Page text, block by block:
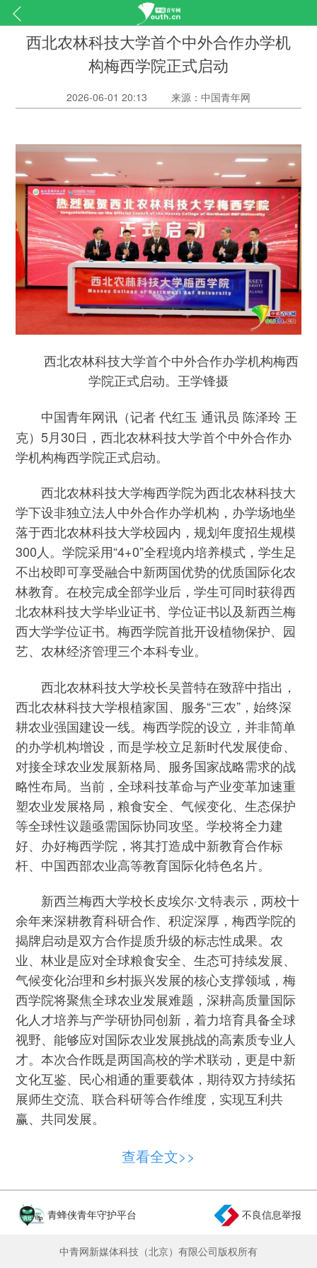
西北农林科技大学首个中外合作办学机
构梅西学院正式启动
2026-06-01 20:13 来源：中国青年网
西北农林科技大学首个中外合作办学机构梅西
学院正式启动。王学锋摄
中国青年网讯 （记者 代红玉 通讯员 陈泽玲 王
克）5月30日，西北农林科技大学首个中外合作办
学机构梅西学院正式启动。
西北农林科技大学梅西学院为西北农林科技大
学下设非独立法人中外合作办学机构，办学场地坐
落于西北农林科技大学校园内，规划年度招生规模
300人。学院采用“4+0”全程境内培养模式，学生足
不出校即可享受融合中新两国优势的优质国际化农
林教育。在校完成全部学业后，学生可同时获得西
北农林科技大学毕业证书、学位证书以及新西兰梅
西大学学位证书。梅西学院首批开设植物保护、园
艺、农林经济管理三个本科专业。
西北农林科技大学校长吴普特在致辞中指出，
西北农林科技大学根植家国、服务“三农”，始终深
耕农业强国建设一线。梅西学院的设立，并非简单
的办学机构增设，而是学校立足新时代发展使命、
对接全球农业发展新格局、服务国家战略需求的战
略性布局。当前，全球科技革命与产业变革加速重
塑农业发展格局，粮食安全、气候变化、生态保护
等全球性议题亟需国际协同攻坚。学校将全力建
好、办好梅西学院，将其打造成中新教育合作标
杆、中国西部农业高等教育国际化特色名片。
新西兰梅西大学校长皮埃尔·文特表示，两校十
余年来深耕教育科研合作、积淀深厚，梅西学院的
揭牌启动是双方合作提质升级的标志性成果。农
业、林业是应对全球粮食安全、生态可持续发展、
气候变化治理和乡村振兴发展的核心支撑领域，梅
西学院将聚焦全球农业发展难题，深耕高质量国际
化人才培养与产学研协同创新，着力培育具备全球
视野、能够应对国际农业发展挑战的高素质专业人
才。本次合作既是两国高校的学术联动，更是中新
文化互鉴、民心相通的重要载体，期待双方持续拓
展师生交流、联合科研等合作维度，实现互利共
赢、共同发展。
新西兰驻华大使馆教育参赞陈荣恩代表新西兰
启动表示祝贺。他表示，杨凌作为国家级农业创新
与科研高地，具备开展高水平农业国际教育合作的
享誉国际，西北农林科技大学科研底蕴深厚、扎根
查看全文>>
青蜂侠青年守护平台 不良信息举报
中青网新媒体科技（北京）有限公司版权所有